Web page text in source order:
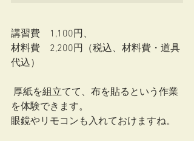
講習費　1,100円、
材料費　2,200円（税込、材料費・道具
代込）
を体験できます。
眼鏡やリモコンも入れておけますね。